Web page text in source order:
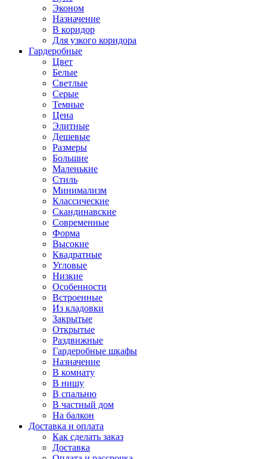
Эконом
Назначение
В коридор
Для узкого коридора
Гардеробные
Цвет
Белые
Светлые
Серые
Темные
Цена
Элитные
Дешевые
Размеры
Большие
Маленькие
Стиль
Минимализм
Классические
Скандинавские
Современные
Форма
Высокие
Квадратные
Угловые
Низкие
Особенности
Встроенные
Из кладовки
Закрытые
Открытые
Раздвижные
Гардеробные шкафы
Назначение
В комнату
В нишу
В спальню
В частный дом
На балкон
Доставка и оплата
Как сделать заказ
Доставка